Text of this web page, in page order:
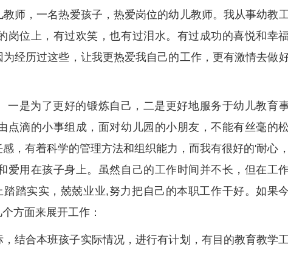
师，一名热爱孩子，热爱岗位的幼儿教师。我从事幼教
岗位上，有过欢笑，也有过泪水。有过成功的喜悦和幸福
经历过这些，让我更热爱我自己的工作，更有激情去做
一是为了更好的锻炼自己，二是更好地服务于幼儿教育
点滴的小事组成，面对幼儿园的小朋友，不能有丝毫的松
，有着科学的管理方法和组织能力，而我有很好的'耐心，
爱用在孩子身上。虽然自己的工作时间并不长，但在工
踏实实，兢兢业业,努力把自己的本职工作干好。如果今
方面来展开工作：
结合本班孩子实际情况，进行有计划，有目的教育教学工